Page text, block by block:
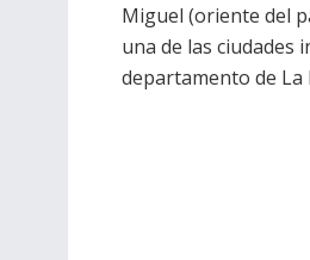
Miguel (oriente del
una de las ciudades
departamento de La